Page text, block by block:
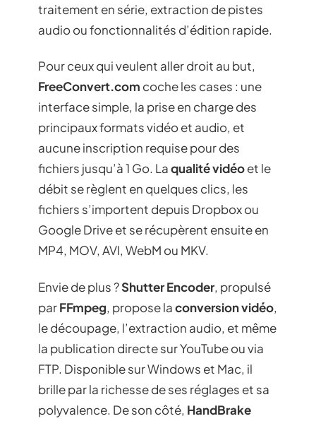
traitement en série, extraction de pistes
audio ou fonctionnalités d’édition rapide.
Pour ceux qui veulent aller droit au but,
FreeConvert.com coche les cases : une
interface simple, la prise en charge des
principaux formats vidéo et audio, et
aucune inscription requise pour des
fichiers jusqu’à 1 Go. Laqualité vidéoet le
débit se règlent en quelques clics, les
fichiers s’importent depuis Dropbox ou
Google Drive et se récupèrent ensuite en
MP4, MOV, AVI, WebM ou MKV.
Envie de plus ?Shutter Encoder, propulsé
parFFmpeg, propose laconversion vidéo,
le découpage, l’extraction audio, et même
la publication directe sur YouTube ou via
FTP. Disponible sur Windows et Mac, il
brille par la richesse de ses réglages et sa
polyvalence. De son côté, HandBrake